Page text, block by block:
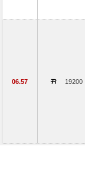
06.57 19200